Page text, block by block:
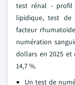
test rénal - profil
lipidique, test de
facteur
numération
dollars en 2025 et
14,7 %.
Un test de